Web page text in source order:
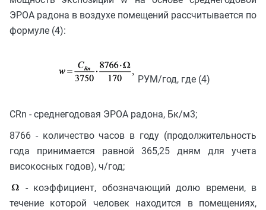
ЭРОА радона в воздухе помещений рассчитывается по
формуле (4):
РУМ/год, где (4)
CRn - среднегодовая ЭРОА радона, Бк/м3;
8766 - количество часов в году (продолжительность
года принимается равной 365,25 дням для учета
високосных годов), ч/год;
- коэффициент, обозначающий долю времени, в
течение которой человек находится в помещениях,